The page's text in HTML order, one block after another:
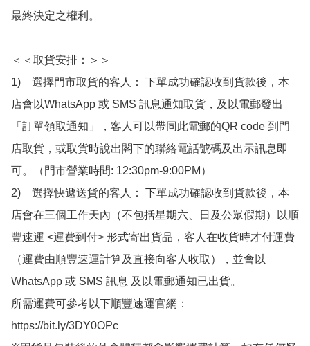
最終決定之權利。
＜＜取貨安排：＞＞
1)　選擇門市取貨的客人： 下單成功確認收到貨款後，本
店會以WhatsApp 或 SMS 訊息通知取貨，及以電郵發出
「訂單領取通知」，客人可以帶同此電郵的QR code 到門
店取貨，或取貨時說出閣下的聯絡電話號碼及出示訊息即
可。（門市營業時間: 12:30pm-9:00PM）
2)　選擇快遞送貨的客人： 下單成功確認收到貨款後，本
店會在三個工作天內（不包括星期六、日及公眾假期）以順
豐速運 <運費到付> 形式寄出貨品，客人在收貨時才付運費
（運費由順豐速運計算及直接向客人收取），並會以
WhatsApp 或 SMS 訊息 及以電郵通知已出貨。
所需運費可參考以下順豐速運官網：
https://bit.ly/3DY0OPc